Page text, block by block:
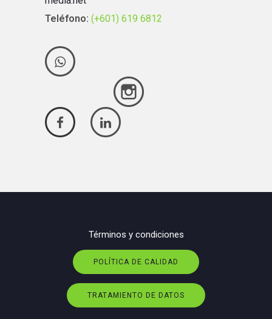
Teléfono: (+601) 619 6812
Términos y condiciones
POLÍTICA DE CALIDAD
TRATAMIENTO DE DATOS